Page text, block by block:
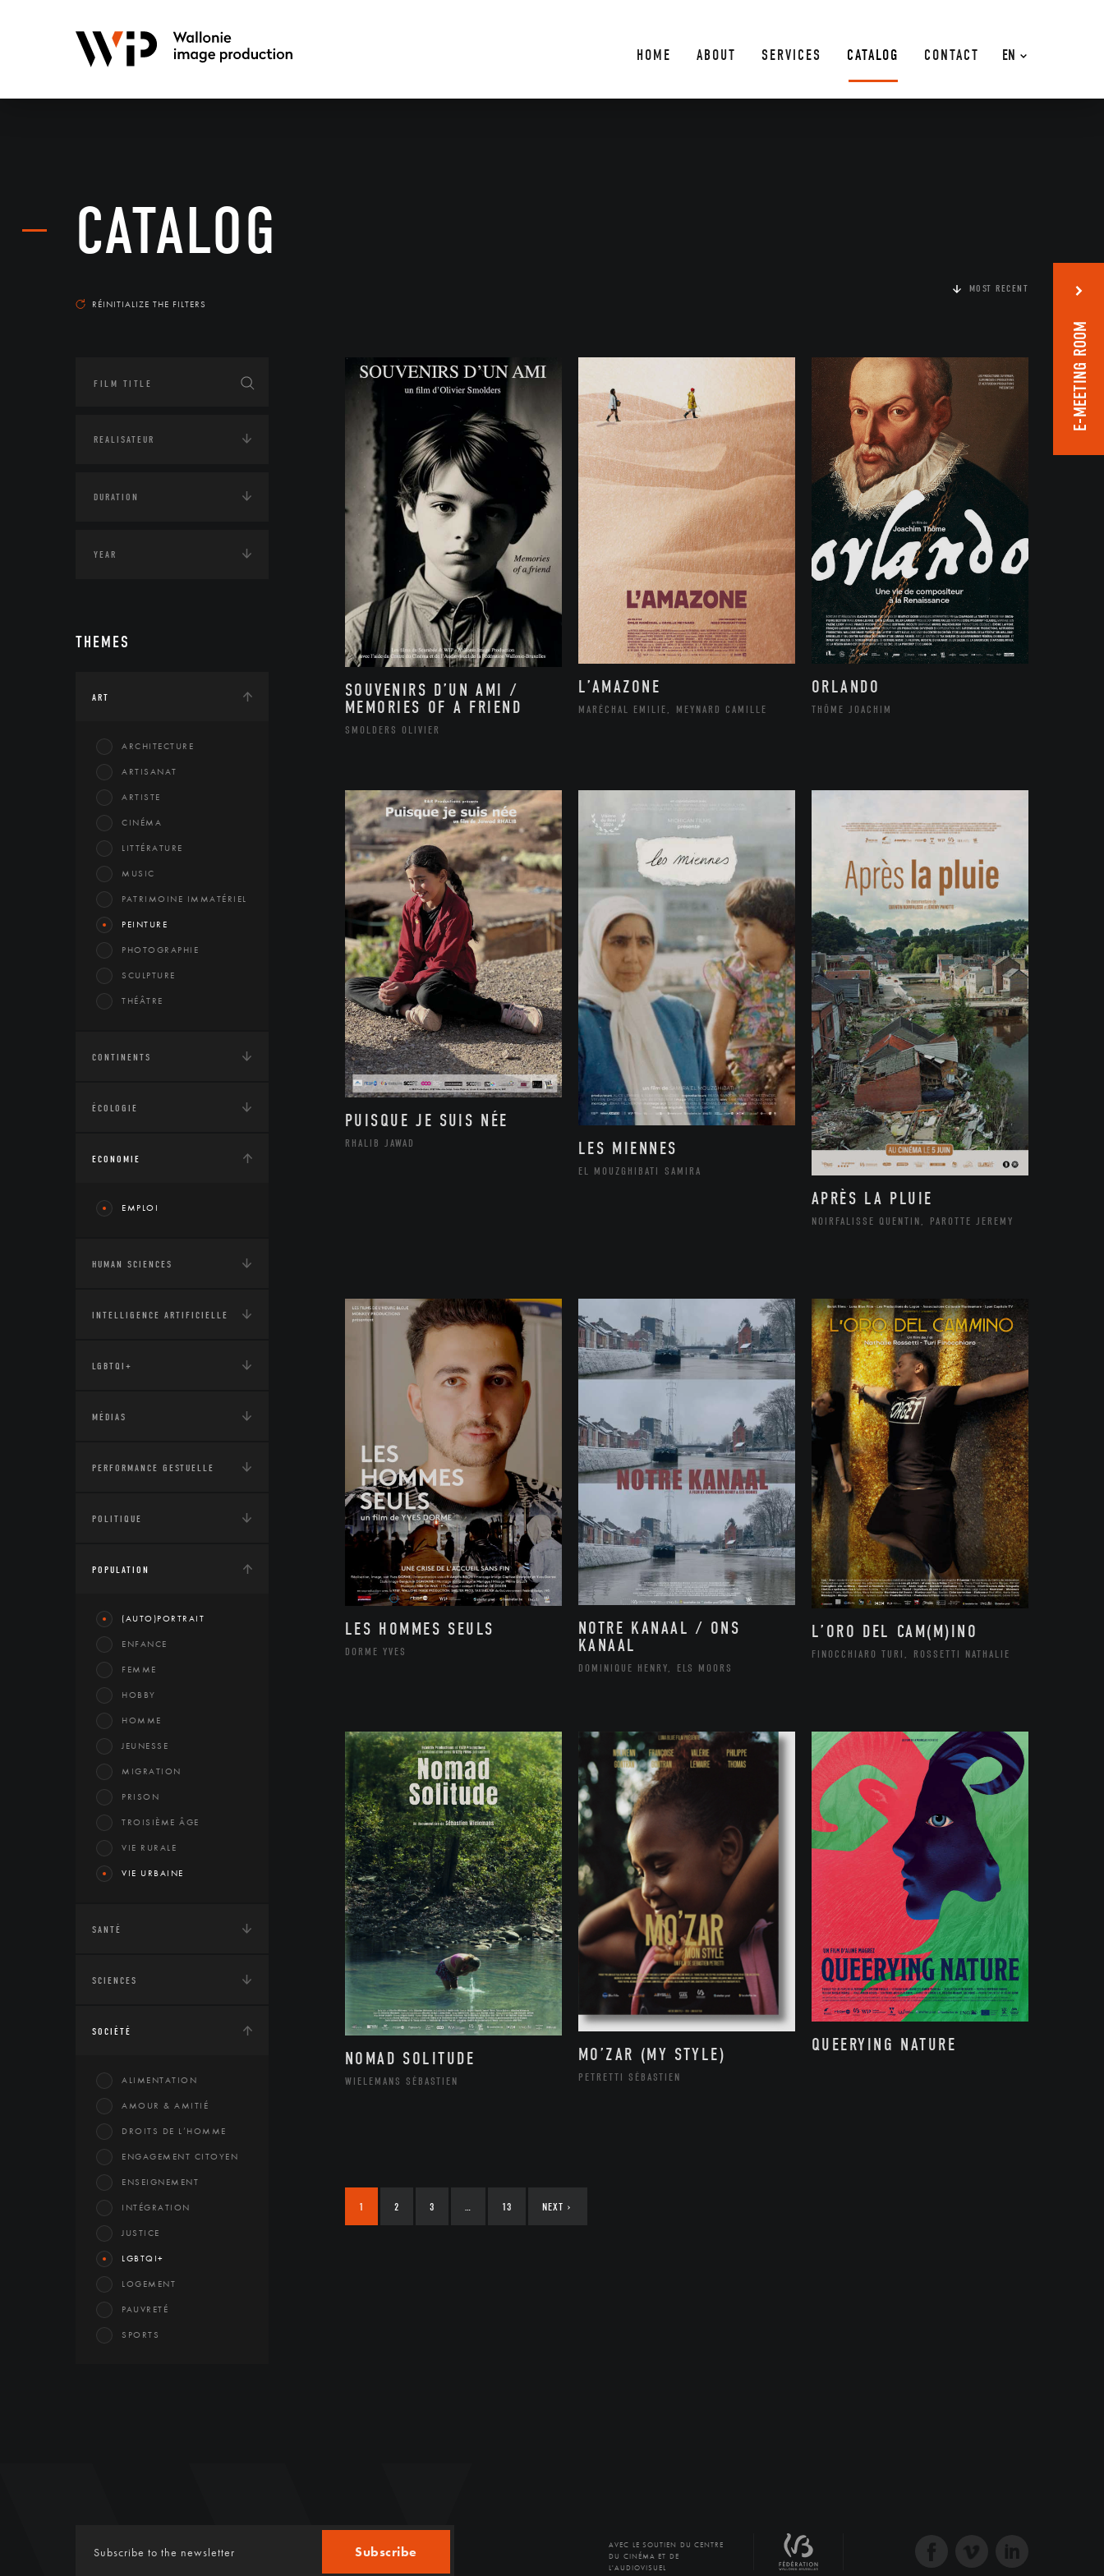
EN
HOME ABOUT SERVICES CATALOG CONTACT
CATALOG
RÉINITIALIZE THE FILTERS
THEMES
ART
ARCHITECTURE
ARTISANAT
ARTISTE
CINÉMA
LITTÉRATURE
MUSIC
PATRIMOINE IMMATÉRIEL
PEINTURE
PHOTOGRAPHIE
SCULPTURE
THÉÂTRE
CONTINENTS
ÉCOLOGIE
ECONOMIE
EMPLOI
HUMAN SCIENCES
INTELLIGENCE ARTIFICIELLE
LGBTQI+
MÉDIAS
PERFORMANCE GESTUELLE
POLITIQUE
POPULATION
(AUTO)PORTRAIT
ENFANCE
FEMME
HOBBY
HOMME
JEUNESSE
MIGRATION
PRISON
TROISIÈME ÂGE
VIE RURALE
VIE URBAINE
SANTÉ
SCIENCES
SOCIÉTÉ
ALIMENTATION
AMOUR & AMITIÉ
DROITS DE L’HOMME
ENGAGEMENT CITOYEN
ENSEIGNEMENT
INTÉGRATION
JUSTICE
LGBTQI+
LOGEMENT
PAUVRETÉ
SPORTS
MOST RECENT
SOUVENIRS D’UN AMI /
MEMORIES OF A FRIEND
SMOLDERS OLIVIER
L’AMAZONE
MARÉCHAL EMILIE, MEYNARD CAMILLE
ORLANDO
THÔME JOACHIM
PUISQUE JE SUIS NÉE
RHALIB JAWAD LES MIENNES
EL MOUZGHIBATI SAMIRA
APRÈS LA PLUIE
NOIRFALISSE QUENTIN, PAROTTE JEREMY
LES HOMMES SEULS
DORME YVES
NOTRE KANAAL / ONS
KANAAL
DOMINIQUE HENRY, ELS MOORS
L’ORO DEL CAM(M)INO
FINOCCHIARO TURI, ROSSETTI NATHALIE
NOMAD SOLITUDE
WIELEMANS SÉBASTIEN
MO’ZAR (MY STYLE)
PETRETTI SÉBASTIEN
QUEERYING NATURE
1 2 3 … 13 NEXT ›
Subscribe
AVEC LE SOUTIEN DU CENTRE
DU CINÉMA ET DE
L'AUDIOVISUEL
E-MEETING ROOM